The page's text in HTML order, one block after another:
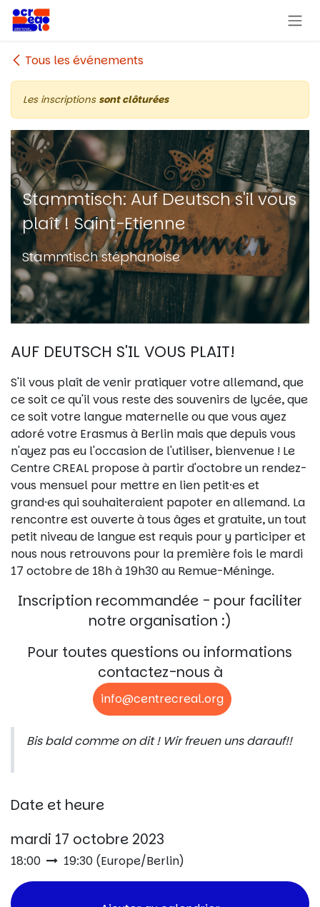
Se rendre au contenu
Tous les événements
Les inscriptions sont clôturées
Stammtisch: Auf Deutsch s'il vous
plaît ! Saint-Etienne
Stammtisch stéphanoise
AUF DEUTSCH S'IL VOUS PLAIT!
S'il vous plaît de venir pratiquer votre allemand, que
ce soit ce qu'il vous reste des souvenirs de lycée, que
ce soit votre langue maternelle ou que vous ayez
adoré votre Erasmus à Berlin mais que depuis vous
n'ayez pas eu l'occasion de l'utiliser, bienvenue ! Le
Centre CREAL propose à partir d'octobre un rendez-
vous mensuel pour mettre en lien petit·es et
grand·es qui souhaiteraient papoter en allemand. La
rencontre est ouverte à tous âges et gratuite, un tout
petit niveau de langue est requis pour y participer et
nous nous retrouvons pour la première fois le mardi
17 octobre de 18h à 19h30 au Remue-Méninge.
Inscription recommandée - pour faciliter
notre organisation :)
Pour toutes questions ou informations
contactez-nous à
info@centrecreal.org
Bis bald comme on dit ! Wir freuen uns darauf!!
Date et heure
mardi 17 octobre 2023
18:00 19:30 (Europe/Berlin)